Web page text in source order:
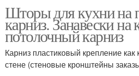
Шторы для кухни на
карниз. Занавески
потолочный карниз
Карниз пластиковый крепление как
стене (стеновые кронштейны